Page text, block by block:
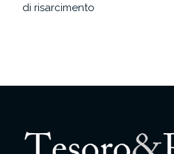
di risarcimento